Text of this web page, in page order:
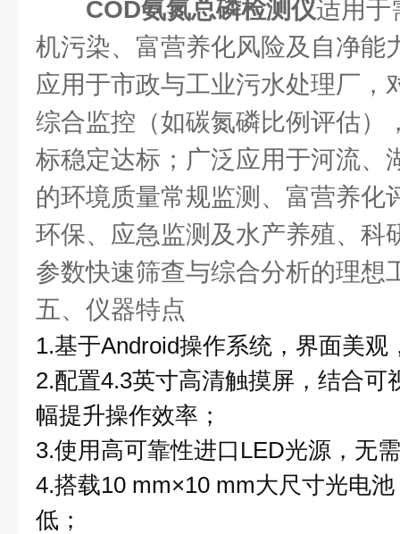
COD氨氮总磷检测仪适用于
机污染、富营养化风险及自净能
应用于市政与工业污水处理厂，
综合监控（如碳氮磷比例评估）
标稳定达标；广泛应用于河流、
的环境质量常规监测、富营养化
环保、应急监测及水产养殖、科
参数快速筛查与综合分析的理想
五、仪器特点
1.基于Android操作系统，界面美观
2.配置4.3英寸高清触摸屏，结合可
幅提升操作效率；
3.使用高可靠性进口LED光源，无
4.搭载10 mm×10 mm大尺寸光电
低；